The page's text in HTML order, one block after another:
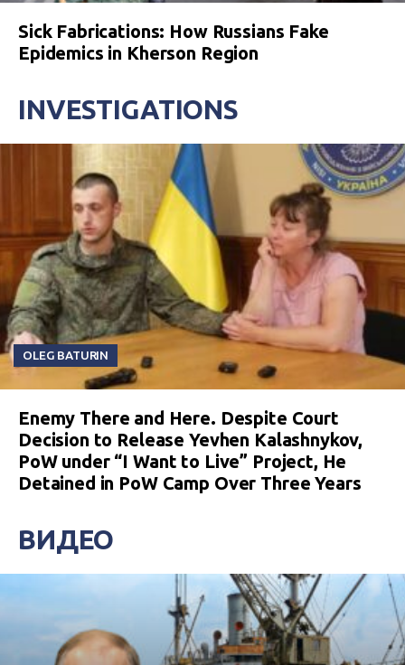
Sick Fabrications: How Russians Fake
Epidemics in Kherson Region
INVESTIGATIONS
OLEG BATURIN
Enemy There and Here. Despite Court
Decision to Release Yevhen Kalashnykov,
PoW under “I Want to Live” Project, He
Detained in PoW Camp Over Three Years
ВИДЕО